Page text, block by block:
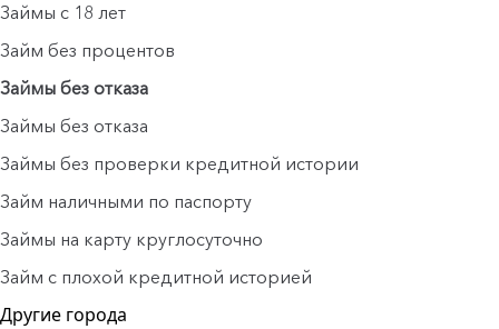
Займы с 18 лет
Займ без процентов
Займы без отказа
Займы без отказа
Займы без проверки кредитной истории
Займ наличными по паспорту
Займы на карту круглосуточно
Займ с плохой кредитной историей
Другие города